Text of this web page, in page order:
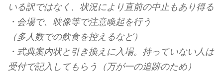
いる訳ではなく、状況により直前の中止もあり得る
・会場で、映像等で注意喚起を行う
（多人数での飲食を控えるなど）
・式典案内状と引き換えに入場。持っていない人は
受付で記入してもらう（万が一の追跡のため）